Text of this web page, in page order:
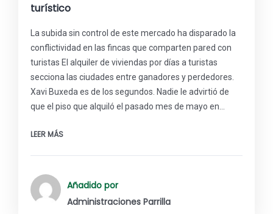
turístico
La subida sin control de este mercado ha disparado la
conflictividad en las fincas que comparten pared con
turistas El alquiler de viviendas por días a turistas
secciona las ciudades entre ganadores y perdedores.
Xavi Buxeda es de los segundos. Nadie le advirtió de
que el piso que alquiló el pasado mes de mayo en…
LEER MÁS
Añadido por
Administraciones Parrilla